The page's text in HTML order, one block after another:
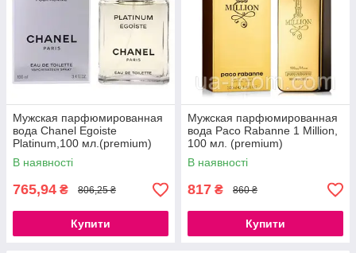
Мужская парфюмированная
вода Chanel Egoiste
Platinum,100 мл.(premium)
В наявності
765,94 ₴ 806,25 ₴
Купити
Мужская парфюмированная
вода Paco Rabanne 1 Million,
100 мл. (premium)
В наявності
817 ₴ 860 ₴
Купити